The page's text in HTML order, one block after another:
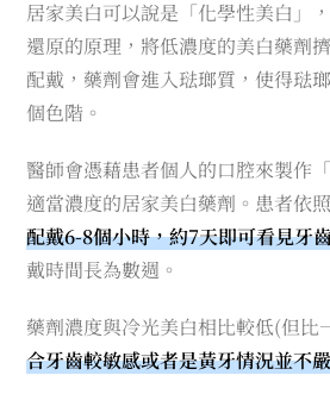
居家美白可以說是「化學性美白」
還原的原理，將低濃度的美白藥劑
配戴，藥劑會進入琺瑯質，使得琺
個色階。
醫師會憑藉患者個人的口腔來製作
適當濃度的居家美白藥劑。患者依
配戴6-8個小時，約7天即可看見牙
戴時間長為數週。
藥劑濃度與冷光美白相比較低(但比
合牙齒較敏感或者是黃牙情況並不